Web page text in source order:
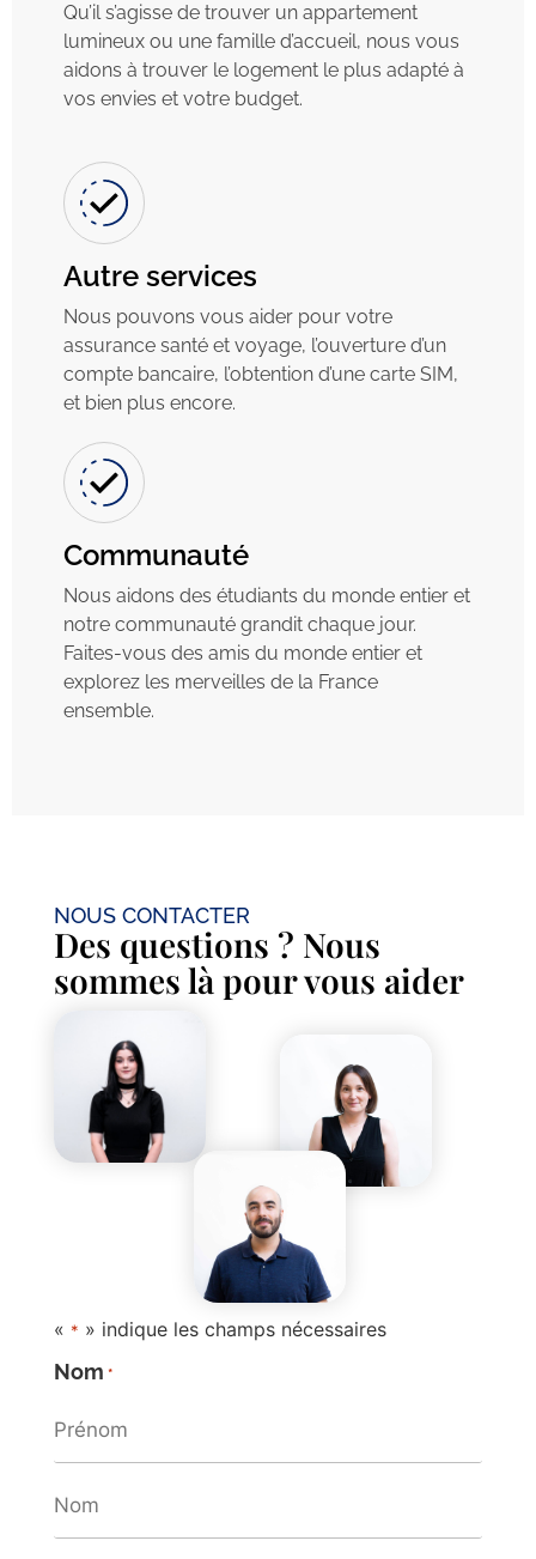
Qu’il s’agisse de trouver un appartement
lumineux ou une famille d’accueil, nous vous
aidons à trouver le logement le plus adapté à
vos envies et votre budget.
Autre services
Nous pouvons vous aider pour votre
assurance santé et voyage, l’ouverture d’un
compte bancaire, l’obtention d’une carte SIM,
et bien plus encore.
Communauté
Nous aidons des étudiants du monde entier et
notre communauté grandit chaque jour.
Faites-vous des amis du monde entier et
explorez les merveilles de la France
ensemble.
NOUS CONTACTER
Des questions ? Nous
sommes là pour vous aider
« * » indique les champs nécessaires
Nom *